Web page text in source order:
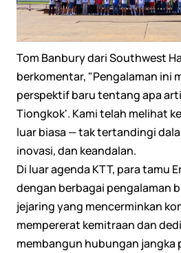
Tom Banbury dari Southwest
berkomentar, "Pengalaman ini
perspektif baru tentang apa
Tiongkok'. Kami telah melihat
luar biasa — tak tertandingi
inovasi, dan keandalan.
Di luar agenda KTT, para tamu
dengan berbagai pengalaman
jejaring yang mencerminkan
mempererat kemitraan dan
membangun hubungan jangka